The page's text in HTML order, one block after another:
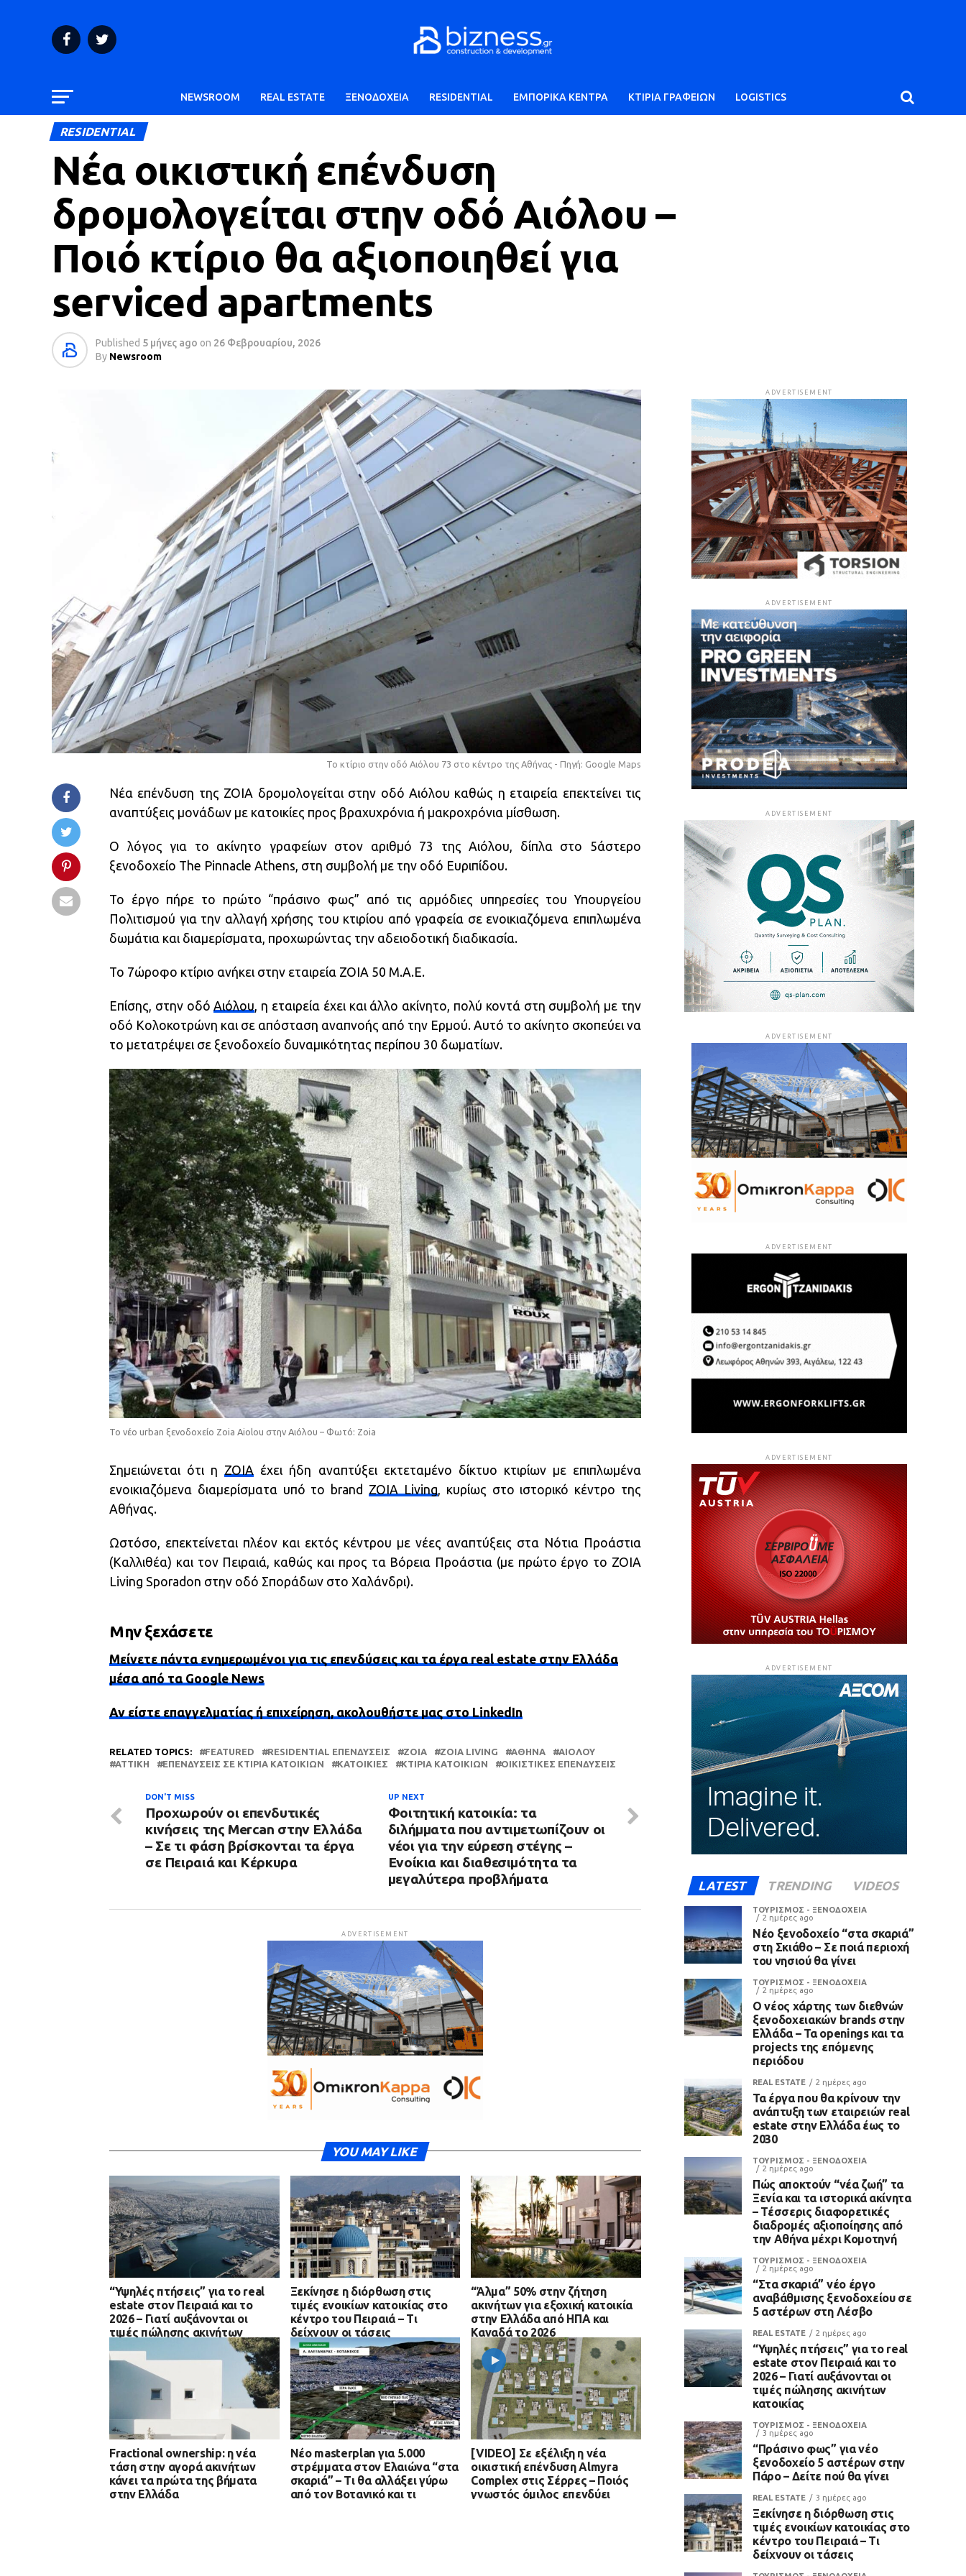
NEWSROOM REAL ESTATE ΞΕΝΟΔΟΧΕΙΑ RESIDENTIAL ΕΜΠΟΡΙΚΑ ΚΕΝΤΡΑ ΚΤΙΡΙΑ ΓΡΑΦΕΙΩΝ LOGISTICS
RESIDENTIAL
Νέα οικιστική επένδυση
δρομολογείται στην οδό Αιόλου –
Ποιό κτίριο θα αξιοποιηθεί για
serviced apartments
Published 5 μήνες ago on 26 Φεβρουαρίου, 2026
By Newsroom
Το κτίριο στην οδό Αιόλου 73 στο κέντρο της Αθήνας - Πηγή: Google Maps
Νέα επένδυση της ZOIA δρομολογείται στην οδό Αιόλου καθώς η εταιρεία επεκτείνει τις
αναπτύξεις μονάδων με κατοικίες προς βραχυχρόνια ή μακροχρόνια μίσθωση.
Ο λόγος για το ακίνητο γραφείων στον αριθμό 73 της Αιόλου, δίπλα στο 5άστερο
ξενοδοχείο The Pinnacle Athens, στη συμβολή με την οδό Ευριπίδου.
Το έργο πήρε το πρώτο “πράσινο φως” από τις αρμόδιες υπηρεσίες του Υπουργείου
Πολιτισμού για την αλλαγή χρήσης του κτιρίου από γραφεία σε ενοικιαζόμενα επιπλωμένα
δωμάτια και διαμερίσματα, προχωρώντας την αδειοδοτική διαδικασία.
Το 7ώροφο κτίριο ανήκει στην εταιρεία ZOIA 50 M.A.E.
Επίσης, στην οδόΑιόλου, η εταιρεία έχει και άλλο ακίνητο, πολύ κοντά στη συμβολή με την
οδό Κολοκοτρώνη και σε απόσταση αναπνοής από την Ερμού. Αυτό το ακίνητο σκοπεύει να
το μετατρέψει σε ξενοδοχείο δυναμικότητας περίπου 30 δωματίων.
Το νέο urban ξενοδοχείο Zoia Aiolou στην Αιόλου – Φωτό: Zoia
Σημειώνεται ότι η ZOIA έχει ήδη αναπτύξει εκτεταμένο δίκτυο κτιρίων με επιπλωμένα
ενοικιαζόμενα διαμερίσματα υπό το brand ZOIA Living , κυρίως στο ιστορικό κέντρο της
Αθήνας.
Ωστόσο, επεκτείνεται πλέον και εκτός κέντρου με νέες αναπτύξεις στα Νότια Προάστια
(Καλλιθέα) και τον Πειραιά, καθώς και προς τα Βόρεια Προάστια (με πρώτο έργο το ZOIA
Living Sporadon στην οδό Σποράδων στο Χαλάνδρι).
Μην ξεχάσετε
Μείνετε πάντα ενημερωμένοι για τις επενδύσεις και τα έργα real estate στην Ελλάδα
μέσα από τα Google News
Αν είστε επαγγελματίας ή επιχείρηση, ακολουθήστε μας στο LinkedIn
RELATED TOPICS: FEATURED RESIDENTIAL ΕΠΕΝΔΎΣΕΙΣ ZOIA ZOIA LIVING ΑΘΉΝΑ
ΑΙΌΛΟΥ
ΑΤΤΙΚΗ
ΕΠΕΝΔΎΣΕΙΣ ΣΕ ΚΤΊΡΙΑ ΚΑΤΟΙΚΙΏΝ ΚΑΤΟΙΚΊΕΣ ΚΤΊΡΙΑ ΚΑΤΟΙΚΙΏΝ ΟΙΚΙΣΤΙΚΈΣ ΕΠΕΝΔΎΣΕΙΣ
UP NEXT
Φοιτητική κατοικία: τα
διλήμματα που αντιμετωπίζουν οι
νέοι για την εύρεση στέγης –
Ενοίκια και διαθεσιμότητα τα
μεγαλύτερα προβλήματα
DON'T MISS
Προχωρούν οι επενδυτικές
κινήσεις της Mercan στην Ελλάδα
– Σε τι φάση βρίσκονται τα έργα
σε Πειραιά και Κέρκυρα
ADVERTISEMENT
YOU MAY LIKE
“Υψηλές πτήσεις” για το real
estate στον Πειραιά και το
2026 – Γιατί αυξάνονται οι
τιμές πώλησης ακινήτων
Ξεκίνησε η διόρθωση στις
τιμές ενοικίων κατοικίας στο
κέντρο του Πειραιά – Τι
δείχνουν οι τάσεις
“Άλμα” 50% στην ζήτηση
ακινήτων για εξοχική κατοικία
στην Ελλάδα από ΗΠΑ και
Καναδά το 2026
Fractional ownership: η νέα
τάση στην αγορά ακινήτων
κάνει τα πρώτα της βήματα
στην Ελλάδα
Νέο masterplan για 5.000
στρέμματα στον Ελαιώνα “στα
σκαριά” – Τι θα αλλάξει γύρω
από τον Βοτανικό και τι
[VIDEO] Σε εξέλιξη η νέα
οικιστική επένδυση Almyra
Complex στις Σέρρες – Ποιός
γνωστός όμιλος επενδύει
ADVERTISEMENT
ADVERTISEMENT
ADVERTISEMENT
ADVERTISEMENT
ADVERTISEMENT
ADVERTISEMENT
ADVERTISEMENT
LATEST TRENDING VIDEOS
ΤΟΥΡΙΣΜΟΣ - ΞΕΝΟΔΟΧΕΙΑ
2 ημέρες ago
Νέο ξενοδοχείο “στα σκαριά”
στη Σκιάθο – Σε ποιά περιοχή
του νησιού θα γίνει
ΤΟΥΡΙΣΜΟΣ - ΞΕΝΟΔΟΧΕΙΑ
2 ημέρες ago
Ο νέος χάρτης των διεθνών
ξενοδοχειακών brands στην
Ελλάδα – Τα openings και τα
projects της επόμενης
περιόδου
REAL ESTATE 2 ημέρες ago
Τα έργα που θα κρίνουν την
ανάπτυξη των εταιρειών real
estate στην Ελλάδα έως το
2030
ΤΟΥΡΙΣΜΟΣ - ΞΕΝΟΔΟΧΕΙΑ
2 ημέρες ago
Πώς αποκτούν “νέα ζωή” τα
Ξενία και τα ιστορικά ακίνητα
– Τέσσερις διαφορετικές
διαδρομές αξιοποίησης από
την Αθήνα μέχρι Κομοτηνή
ΤΟΥΡΙΣΜΟΣ - ΞΕΝΟΔΟΧΕΙΑ
2 ημέρες ago
“Στα σκαριά” νέο έργο
αναβάθμισης ξενοδοχείου σε
5 αστέρων στη Λέσβο
REAL ESTATE 2 ημέρες ago
“Υψηλές πτήσεις” για το real
estate στον Πειραιά και το
2026 – Γιατί αυξάνονται οι
τιμές πώλησης ακινήτων
κατοικίας
ΤΟΥΡΙΣΜΟΣ - ΞΕΝΟΔΟΧΕΙΑ
3 ημέρες ago
“Πράσινο φως” για νέο
ξενοδοχείο 5 αστέρων στην
Πάρο – Δείτε πού θα γίνει
REAL ESTATE 3 ημέρες ago
Ξεκίνησε η διόρθωση στις
τιμές ενοικίων κατοικίας στο
κέντρο του Πειραιά – Τι
δείχνουν οι τάσεις